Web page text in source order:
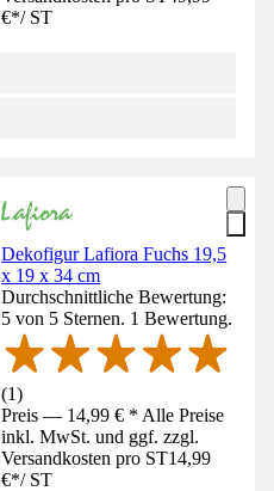
€*/ ST
Dekofigur Lafiora Fuchs 19,5
x 19 x 34 cm
Durchschnittliche Bewertung:
5 von 5 Sternen. 1 Bewertung.
(1)
Preis — 14,99 € * Alle Preise
inkl. MwSt. und ggf. zzgl.
Versandkosten pro ST14,99
€*/ ST